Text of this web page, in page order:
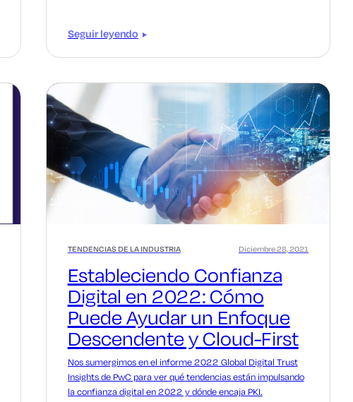
Seguir leyendo
TENDENCIAS DE LA INDUSTRIA
Estableciendo Confianza
Digital en 2022: Cómo
Puede Ayudar un Enfoque
Descendente y Cloud-First
Diciembre 28, 2021
Nos sumergimos en el informe 2022 Global Digital Trust
Insights de PwC para ver qué tendencias están impulsando
la confianza digital en 2022 y dónde encaja PKI.